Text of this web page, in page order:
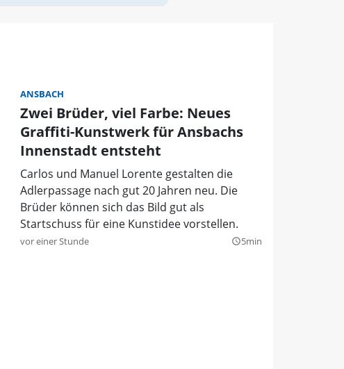
ANSBACH
Zwei Brüder, viel Farbe: Neues
Graffiti-Kunstwerk für Ansbachs
Innenstadt entsteht
Carlos und Manuel Lorente gestalten die
Adlerpassage nach gut 20 Jahren neu. Die
Brüder können sich das Bild gut als
Startschuss für eine Kunstidee vorstellen.
vor einer Stunde query_builder5min